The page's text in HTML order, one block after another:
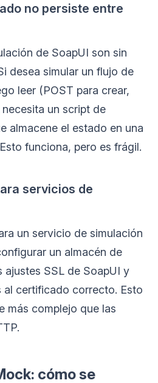
no persiste entre
de SoapUI son sin
desea simular un flujo de
leer (POST para crear,
un script de
almacene el estado en una
funciona, pero es frágil.
servicios de
un servicio de simulación
un almacén de
SSL de SoapUI y
al certificado correcto. Esto
más complejo que las
cómo se